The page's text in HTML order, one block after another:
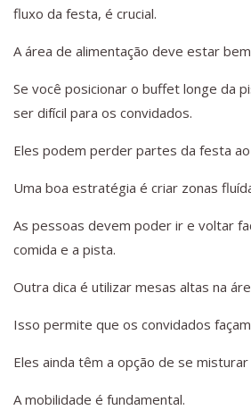
fluxo da festa, é crucial.
A área de alimentação deve estar
Se você posicionar o buffet longe da
ser difícil para os convidados.
Eles podem perder partes da festa
Uma boa estratégia é criar zonas
As pessoas devem poder ir e voltar
comida e a pista.
Outra dica é utilizar mesas altas na
Isso permite que os convidados
Eles ainda têm a opção de se misturar
A mobilidade é fundamental.